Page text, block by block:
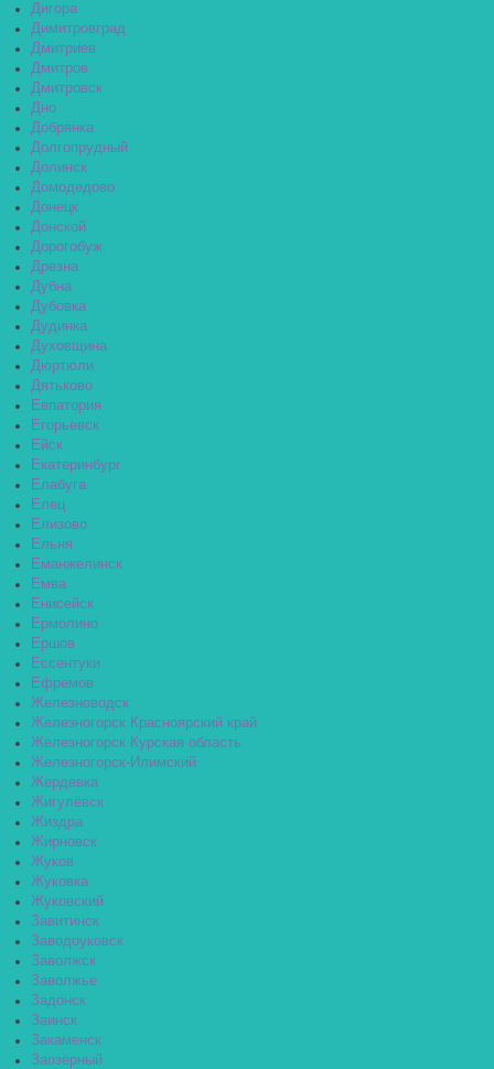
Дигора
Димитровград
Дмитриев
Дмитров
Дмитровск
Дно
Добрянка
Долгопрудный
Долинск
Домодедово
Донецк
Донской
Дорогобуж
Дрезна
Дубна
Дубовка
Дудинка
Духовщина
Дюртюли
Дятьково
Евпатория
Егорьевск
Ейск
Екатеринбург
Елабуга
Елец
Елизово
Ельня
Еманжелинск
Емва
Енисейск
Ермолино
Ершов
Ессентуки
Ефремов
Железноводск
Железногорск Красноярский край
Железногорск Курская область
Железногорск-Илимский
Жердевка
Жигулёвск
Жиздра
Жирновск
Жуков
Жуковка
Жуковский
Завитинск
Заводоуковск
Заволжск
Заволжье
Задонск
Заинск
Закаменск
Заозёрный